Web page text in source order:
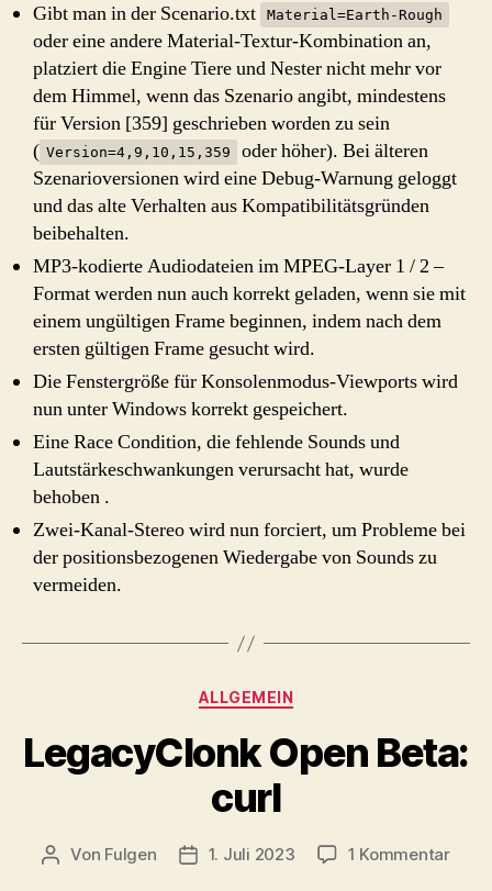
Gibt man in der Scenario.txt
Material=Earth-Rough
oder eine andere Material-Textur-Kombination an,
platziert die Engine Tiere und Nester nicht mehr vor
dem Himmel, wenn das Szenario angibt, mindestens
für Version [359] geschrieben worden zu sein
( Version=4,9,10,15,359
oder höher). Bei älteren
Szenarioversionen wird eine Debug-Warnung geloggt
und das alte Verhalten aus Kompatibilitätsgründen
beibehalten.
MP3-kodierte Audiodateien im MPEG-Layer 1 / 2 –
Format werden nun auch korrekt geladen, wenn sie mit
einem ungültigen Frame beginnen, indem nach dem
ersten gültigen Frame gesucht wird.
Die Fenstergröße für Konsolenmodus-Viewports wird
nun unter Windows korrekt gespeichert.
Eine Race Condition, die fehlende Sounds und
Lautstärkeschwankungen verursacht hat, wurde
behoben .
Zwei-Kanal-Stereo wird nun forciert, um Probleme bei
der positionsbezogenen Wiedergabe von Sounds zu
vermeiden.
Kategorien
ALLGEMEIN
LegacyClonk Open Beta:
curl
Beitragsautor
Von Fulgen Beitragsdatum
1. Juli 2023 1 Kommentarzu